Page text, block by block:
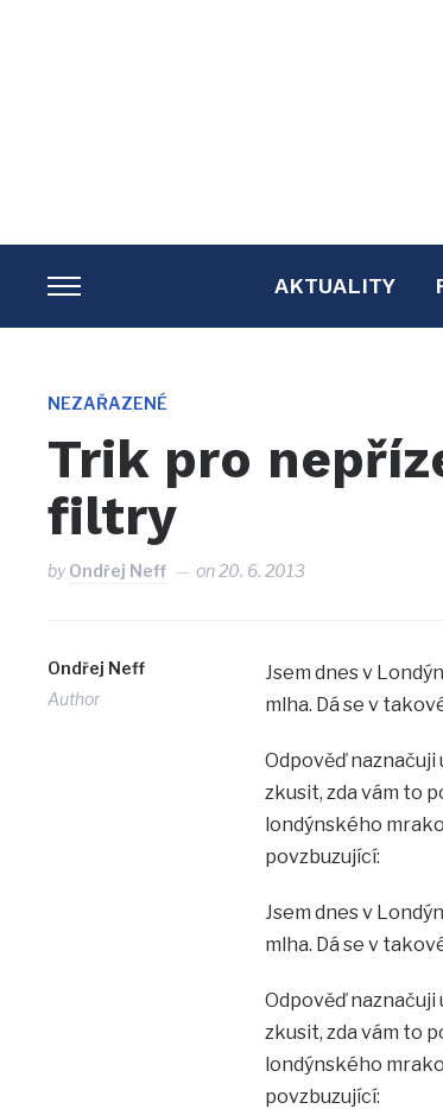
TOGGLE
SIDEBAR
NAVIGATION
AKTUALITY
NEZAŘAZENÉ
Trik pro
filtry
byOndřej Neff on20. 6. 2013
Ondřej Neff
Author
Jsem dnes v
mlha. Dá se v
Odpověď
zkusit, zda vám to
londýnského
povzbuzující:
Jsem dnes v
mlha. Dá se v
Odpověď
zkusit, zda vám to
londýnského
povzbuzující: